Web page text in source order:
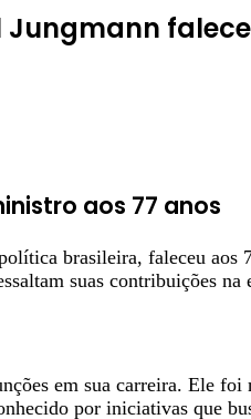
aos 77 anos
brasileira, faleceu aos
suas contribuições na
em sua carreira. Ele
por iniciativas que